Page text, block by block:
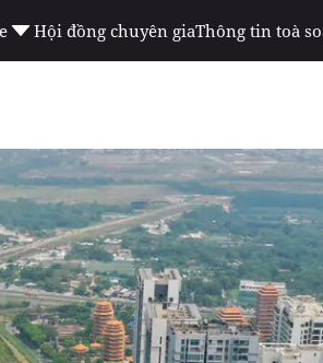
Hội đồng chuyên giaThông tin toà